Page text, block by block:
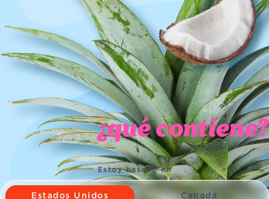
¿qué contiene?
Estoy basado en
Estados Unidos Canadá